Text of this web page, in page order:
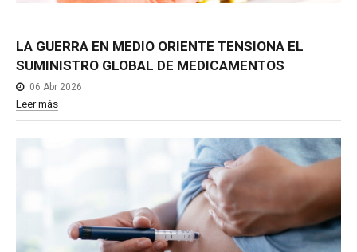
LA GUERRA EN MEDIO ORIENTE TENSIONA EL
SUMINISTRO GLOBAL DE MEDICAMENTOS
06 Abr 2026
Leer más